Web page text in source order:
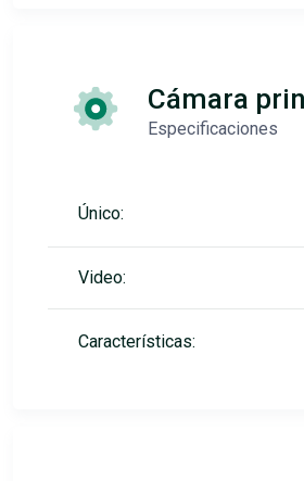
Cámara
Especificaciones
Único:
Video:
Características: